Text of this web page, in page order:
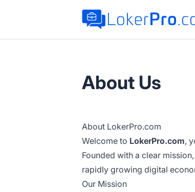
LokerPro.com
About Us
About LokerPro.com
Welcome to LokerPro.com,
Founded with a clear
rapidly growing digital
Our Mission